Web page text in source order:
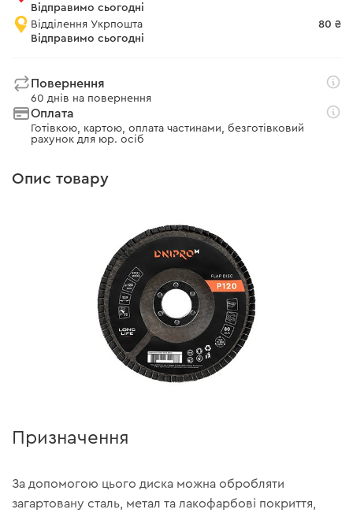
Відправимо сьогодні
Відділення Укрпошта
Відправимо сьогодні
80 ₴
Повернення
60 днів на повернення
Оплата
Готівкою, картою, оплата частинами, безготівковий
рахунок для юр. осіб
Опис товару
Призначення
За допомогою цього диска можна обробляти
загартовану сталь, метал та лакофарбові покриття,